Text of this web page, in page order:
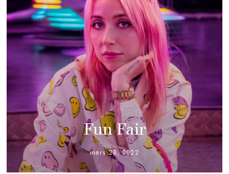
Fun Fair
mars 28, 2022